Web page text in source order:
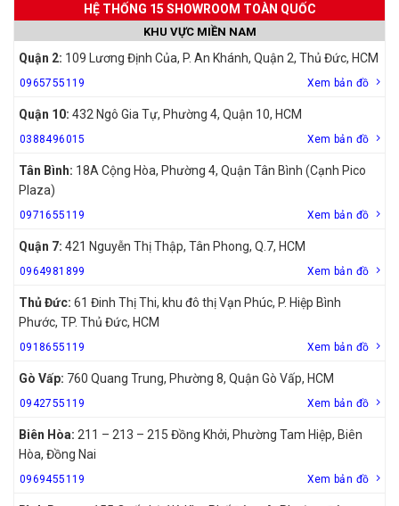
HỆ THỐNG 15 SHOWROOM TOÀN QUỐC
KHU VỰC MIỀN NAM
Quận 2: 109 Lương Định Của, P. An Khánh, Quận 2, Thủ Đức, HCM
0965755119 Xem bản đồ
Quận 10: 432 Ngô Gia Tự, Phường 4, Quận 10, HCM
0388496015 Xem bản đồ
Tân Bình: 18A Cộng Hòa, Phường 4, Quận Tân Bình (Cạnh Pico
Plaza)
0971655119 Xem bản đồ
Quận 7: 421 Nguyễn Thị Thập, Tân Phong, Q.7, HCM
0964981899 Xem bản đồ
Thủ Đức: 61 Đinh Thị Thi, khu đô thị Vạn Phúc, P. Hiệp Bình
Phước, TP. Thủ Đức, HCM
0918655119 Xem bản đồ
Gò Vấp: 760 Quang Trung, Phường 8, Quận Gò Vấp, HCM
0942755119 Xem bản đồ
Biên Hòa: 211 – 213 – 215 Đồng Khởi, Phường Tam Hiệp, Biên
Hòa, Đồng Nai
0969455119 Xem bản đồ